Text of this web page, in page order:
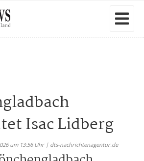
Isac Lidberg
um 13:56 Uhr | dts-nachrichtenagentur.de